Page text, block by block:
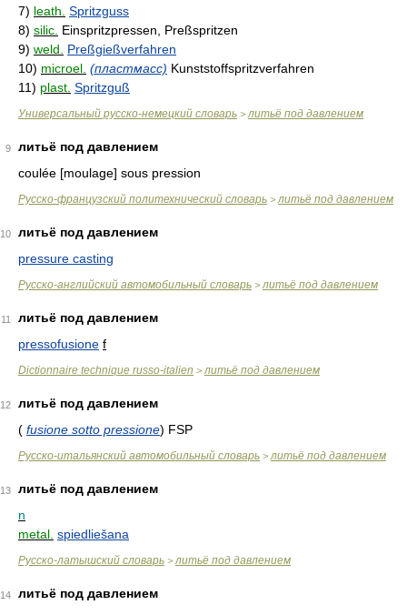
7) leath. Spritzguss
8) silic. Einspritzpressen, Preßspritzen
9) weld.
Preßgießverfahren
10) microel. (пластмасс) Kunststoffspritzverfahren
11) plast. Spritzguß
Универсальный русско-немецкий словарь > литьё под давлением
9
литьё под давлением
coulée [moulage] sous pression
Русско-французский политехнический словарь > литьё под давлением
10
литьё под давлением
pressure casting
Русско-английский автомобильный словарь > литьё под давлением
11
литьё под давлением
pressofusione f
Dictionnaire technique russo-italien > литьё под давлением
12
литьё под давлением
( fusione sotto pressione) FSP
Русско-итальянский автомобильный словарь > литьё под давлением
13
литьё под давлением
n
metal. spiedliešana
Русско-латышский словарь > литьё под давлением
14
литьё под давлением